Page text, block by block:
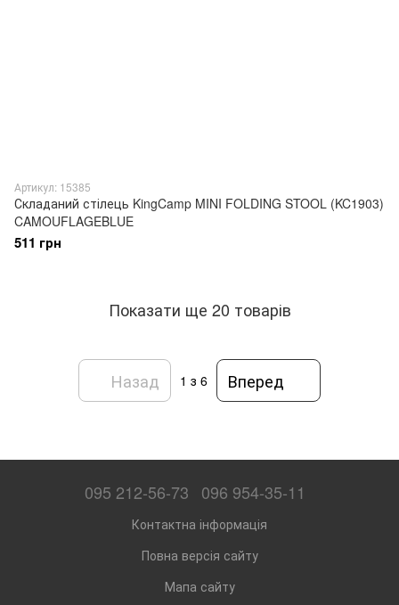
Артикул: 15385
Складаний стілець KingCamp MINI FOLDING STOOL (KC1903)
CAMOUFLAGEBLUE
511 грн
Показати ще 20 товарів
Назад 1 з 6 Вперед
095 212-56-73 096 954-35-11
Контактна інформація
Повна версія сайту
Мапа сайту